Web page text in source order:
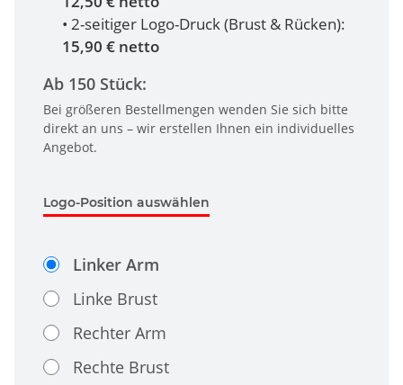
• 2-seitiger Logo-Druck (Brust & Rücken):
15,90 € netto
Ab 150 Stück:
Bei größeren Bestellmengen wenden Sie sich bitte
direkt an uns – wir erstellen Ihnen ein individuelles
Angebot.
Logo-Position auswählen
Linker Arm
Linke Brust
Rechter Arm
Rechte Brust